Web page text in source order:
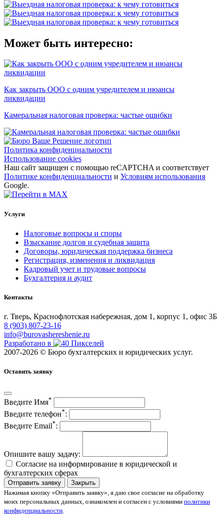
Может быть интересно:
Как закрыть ООО с одним учредителем и нюансы
ликвидации
Камеральная налоговая проверка: частые ошибки
Политика конфиденциальности
Использование cookies
Наш сайт защищен с помощью reCAPTCHA и соответствует
Политике конфиденциальности и Условиям использования
Google.
Услуги
Налоговые вопросы и споры
Взыскание долгов и судебная защита
Договоры, юридическая поддержка бизнеса
Регистрация, изменения и ликвидация
Кадровый учет и трудовые вопросы
Бухгалтерия и аудит
Контакты
г. Тверь, Краснофлотская набережная, дом 1, корпус 1, офис 3Б
8 (903) 807‑23‑16
info@burovashereshenie.ru
Разработано в
2007-2026 © Бюро бухгалтерских и юридических услуг.
Оставить заявку
Введите Имя*
Введите телефон*:
Введите Email*:
Опишите вашу задачу:
Согласие на информирование в юридической и
бухгалтерских сферах
Отправить заявку
Закрыть
Нажимая кнопку «Отправить заявку», я даю свое согласие на обработку
моих персональных данных, ознакомлен и согласен с условиями политики
конфиденциальности.